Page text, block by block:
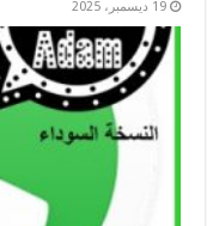
19 ديسمبر، 2025